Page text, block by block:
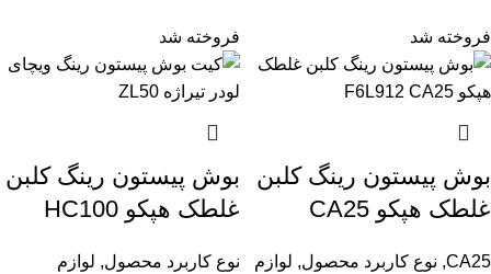
فروخته شد
بوش پیستون رینگ کلبن
غلطک هپکو CA25
CA25
, نوع کاربرد محصول, لوازم
فروخته شد
بوش پیستون رینگ کلبن
غلطک هپکو HC100
نوع کاربرد محصول, لوازم